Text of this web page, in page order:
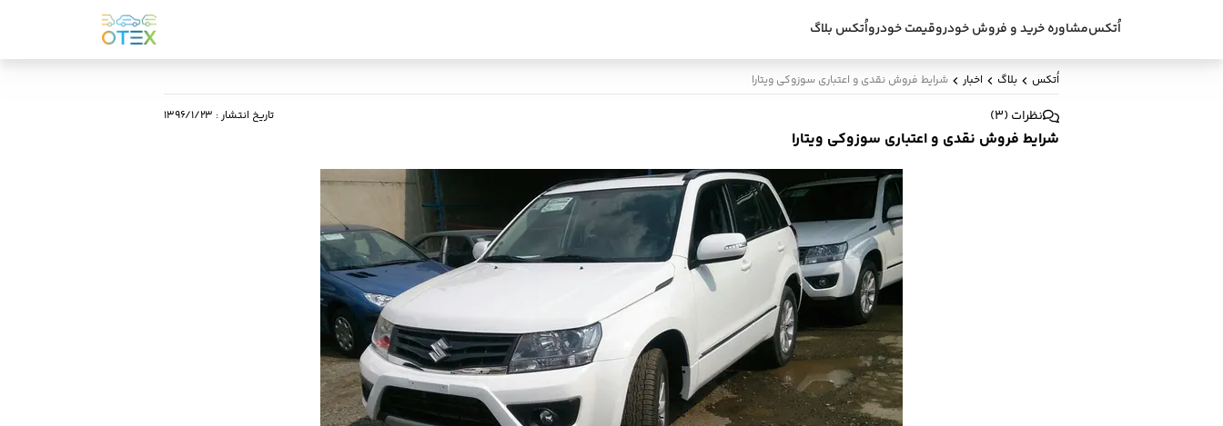
اُتکسمشاوره خرید و فروش خودروقیمت خودرواُتکس بلاگ
اُتکس بلاگ اخبار شرایط فروش نقدی و اعتباری سوزوکی ویتارا
نظرات (
3
) تاریخ انتشار: ۱۳۹۶/۱/۲۳
شرایط فروش نقدی و اعتباری سوزوکی ویتارا